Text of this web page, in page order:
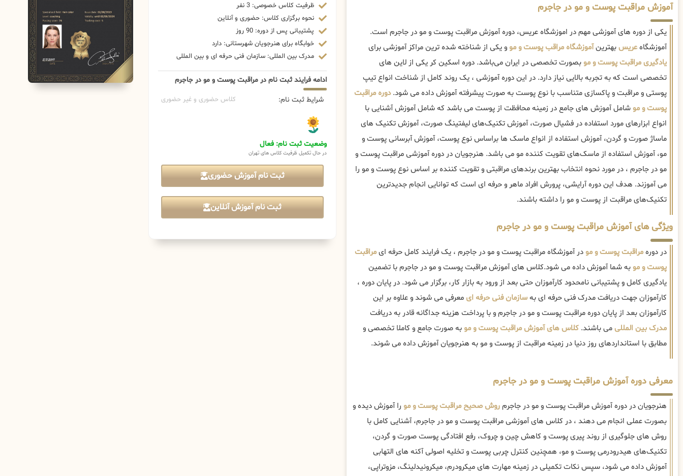
آموزش مراقبت پوست و مو در جاجرم
یکی از دوره های آموزشی مهم در اموزشگاه عریس، دوره آموزش مراقبت پوست و مو در جاجرم است.
آموزشگاهعریسبهترینآموزشگاه مراقب پوست و موو یکی از شناخته شده ترین مراکز آموزشی برای
یادگیری مراقبت پوست و موبصورت تخصصی در ایران می‌باشد. دوره اسکین کر یکی از لاین های
تخصصی است که به تجربه بالایی نیاز دارد. در این دوره آموزشی ، یک روند کامل از شناخت انواع تیپ
پوستی و مراقبت و پاکسازی متناسب با نوع پوست به صورت پیشرفته آموزش داده می شود.دوره مراقبت
پوست و موشامل آموزش های جامع در زمینه محافظت از پوست می باشد که شامل آموزش آشنایی با
انواع ابزارهای مورد استفاده در فشیال صورت، آموزش تکنیک‌های لیفتینگ صورت، آموزش تکنیک های
ماساژ صورت و گردن، آموزش استفاده از انواع ماسک ها براساس نوع پوست، آموزش آبرسانی پوست و
مو، آموزش استفاده از ماسک‌های تقویت کننده مو می باشد. هنرجویان در دوره آموزشی مراقبت پوست و
مو در جاجرم ، در مورد نحوه انتخاب بهترین برندهای مراقبتی و تقویت کننده بر اساس نوع پوست و مو را
می آموزند. هدف این دوره آرایشی، پرورش افراد ماهر و حرفه ای است که توانایی انجام جدیدترین
تکنیک‌های مراقبت از پوست و مو را داشته باشند.
ویژگی های آموزش مراقبت پوست و مو در جاجرم
در دورهمراقبت پوست و مودر آموزشگاه مراقبت پوست و مو در جاجرم ، یک فرایند کامل حرفه ایمراقبت
پوست و موبه شما آموزش داده می شود.کلاس های آموزش مراقبت پوست و مو در جاجرم با تضمین
یادگیری کامل و پشتیبانی نامحدود کارآموزان حتی بعد از ورود به بازار کار، برگزار می شود. در پایان دوره ،
کارآموزان جهت دریافت مدرک فنی حرفه ای بهسازمان فنی حرفه ایمعرفی می شوند و علاوه بر این
کارآموزان بعد از پایان دوره مراقبت پوست و مو در جاجرم و با پرداخت هزینه جداگانه قادر به دریافت
مدرک بین المللیمی باشند. کلاس های آموزش مراقبت پوست و موبه صورت جامع و کاملا تخصصی و
مطابق با استانداردهای روز دنیا در زمینه مراقبت از پوست و مو به هنرجویان آموزش داده می شوند.
معرفی دوره آموزش مراقبت پوست و مو در جاجرم
هنرجویان در دوره آموزش مراقبت پوست و مو در جاجرمروش صحیح مراقبت پوست و مو را آموزش دیده و
بصورت عملی انجام می دهند ، در کلاس های آموزشی مراقبت پوست و مو در جاجرم، آشنایی کامل با
روش های جلوگیری از روند پیری پوست و کاهش چین و چروک، رفع افتادگی پوست صورت و گردن،
تکنیک‌های هیدرودرمی پوست و مو، همچنین کنترل چربی پوست و تخلیه اصولی آکنه های التهابی
آموزش داده می شود، سپس نکات تکمیلی در زمینه مهارت های میکرودرم، میکرونیدلینگ، مزوتراپی،
ظرفیت کلاس خصوصی: 3 نفر
نحوه برگزاری کلاس: حضوری و آنلاین
پشتیبانی پس از دوره: 90 روز
خوابگاه برای هنرجویان شهرستانی: دارد
مدرک بین المللی: سازمان فنی حرفه ای و بین المللی
ادامه فرایند ثبت نام در مراقبت پوست و مو در جاجرم
شرایط ثبت نام: کلاس حضوری و غیر حضوری
وضعیت ثبت نام: فعال
در حال تکمیل ظرفیت کلاس های تهران
ثبت نام آموزش حضوری
ثبت نام آموزش آنلاین